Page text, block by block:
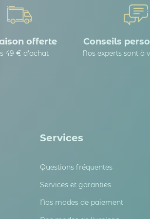
offerte
49 € d'achat
Conseils
Nos experts sont à
Services
Questions fréquentes
Services et garanties
Nos modes de paiement